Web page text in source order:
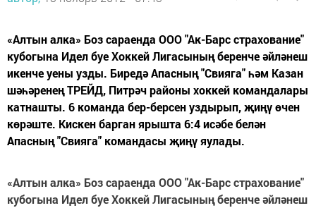
«Алтын алка» Боз сараенда ООО "Ак-Барс страхование"
кубогына Идел буе Хоккей Лигасының беренче әйләнеш
икенче уены узды. Биредә Апасның "Свияга" һәм Казан
шәһәренең ТРЕЙД, Питрәч районы хоккей командалары
катнашты. 6 команда бер-берсен уздырып, җиңү өчен
көрәште. Кискен барган ярышта 6:4 исәбе белән
Апасның "Свияга" командасы җиңү яулады.
«Алтын алка» Боз сараенда ООО "Ак-Барс страхование"
кубогына Идел буе Хоккей Лигасыныңберенчеәйләнеш